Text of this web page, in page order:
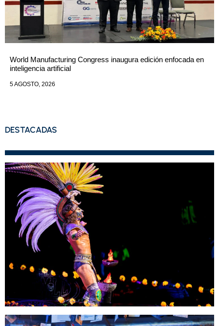
World Manufacturing Congress inaugura edición enfocada en
inteligencia artificial
5 AGOSTO, 2026
DESTACADAS